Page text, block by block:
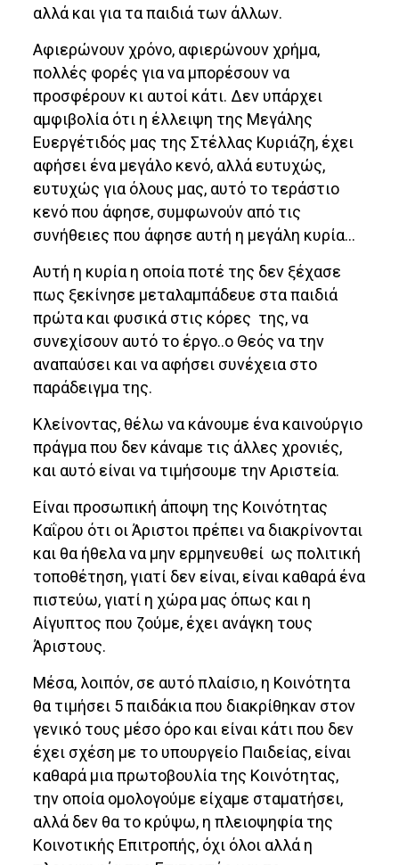
αλλά και για τα παιδιά των άλλων.
Αφιερώνουν χρόνο, αφιερώνουν χρήμα,
πολλές φορές για να μπορέσουν να
προσφέρουν κι αυτοί κάτι. Δεν υπάρχει
αμφιβολία ότι η έλλειψη της Μεγάλης
Ευεργέτιδός μας της Στέλλας Κυριάζη, έχει
αφήσει ένα μεγάλο κενό, αλλά ευτυχώς,
ευτυχώς για όλους μας, αυτό το τεράστιο
κενό που άφησε, συμφωνούν από τις
συνήθειες που άφησε αυτή η μεγάλη κυρία…
Αυτή η κυρία η οποία ποτέ της δεν ξέχασε
πως ξεκίνησε μεταλαμπάδευε στα παιδιά
πρώτα και φυσικά στις κόρες της, να
συνεχίσουν αυτό το έργο..ο Θεός να την
αναπαύσει και να αφήσει συνέχεια στο
παράδειγμα της.
Κλείνοντας, θέλω να κάνουμε ένα καινούργιο
πράγμα που δεν κάναμε τις άλλες χρονιές,
και αυτό είναι να τιμήσουμε την Αριστεία.
Είναι προσωπική άποψη της Κοινότητας
Καΐρου ότι οι Άριστοι πρέπει να διακρίνονται
και θα ήθελα να μην ερμηνευθεί ως πολιτική
τοποθέτηση, γιατί δεν είναι, είναι καθαρά ένα
πιστεύω, γιατί η χώρα μας όπως και η
Αίγυπτος που ζούμε, έχει ανάγκη τους
Άριστους.
Μέσα, λοιπόν, σε αυτό πλαίσιο, η Κοινότητα
θα τιμήσει 5 παιδάκια που διακρίθηκαν στον
γενικό τους μέσο όρο και είναι κάτι που δεν
έχει σχέση με το υπουργείο Παιδείας, είναι
καθαρά μια πρωτοβουλία της Κοινότητας,
την οποία ομολογούμε είχαμε σταματήσει,
αλλά δεν θα το κρύψω, η πλειοψηφία της
Κοινοτικής Επιτροπής, όχι όλοι αλλά η